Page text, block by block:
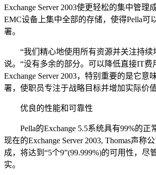
Exchange Server 2003使更轻松的集中管理
EMC设备上集中全部的存储，使得Pella可
署。
“我们精心地使用所有资源并关注持续
说。“没有多余的部分。可以降低直接IT费
Exchange Server 2003，特别重要的是它意
署，使职员专注于战略目标并增加实际价
优良的性能和可靠性
Pella的Exchange 5.5系统具有99%的正
现在的Exchange Server 2003, Thomas声称
成，将达到“5个9”(99.999%)的可用性，尽
实。